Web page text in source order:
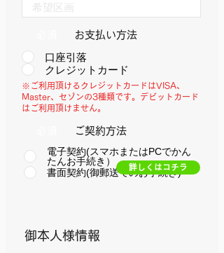
​お支払い方法
口座引落
クレジットカード
※ご利用頂けるクレジットカードはVISA、
Master、セゾンの3種類です。 デビットカード
はご利用頂けません。
​ご契約方法
電子契約(スマホまたはPCでかん
たんお手続き）
書面契約(御郵送でのお手続き)
詳しくはコチラ
​御本人様情報